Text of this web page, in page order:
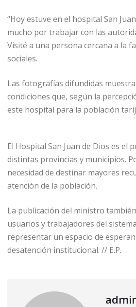
“Hoy estuve en el hospital San
mucho por trabajar con las
Visité a una persona cercana a la
sociales.
Las fotografías difundidas
condiciones que, según la
este hospital para la población
El Hospital San Juan de Dios es el
distintas provincias y municipios.
necesidad de destinar mayores
atención de la población.
La publicación del ministro
usuarios y trabajadores del
representar un espacio de
desatención institucional. // E.P.